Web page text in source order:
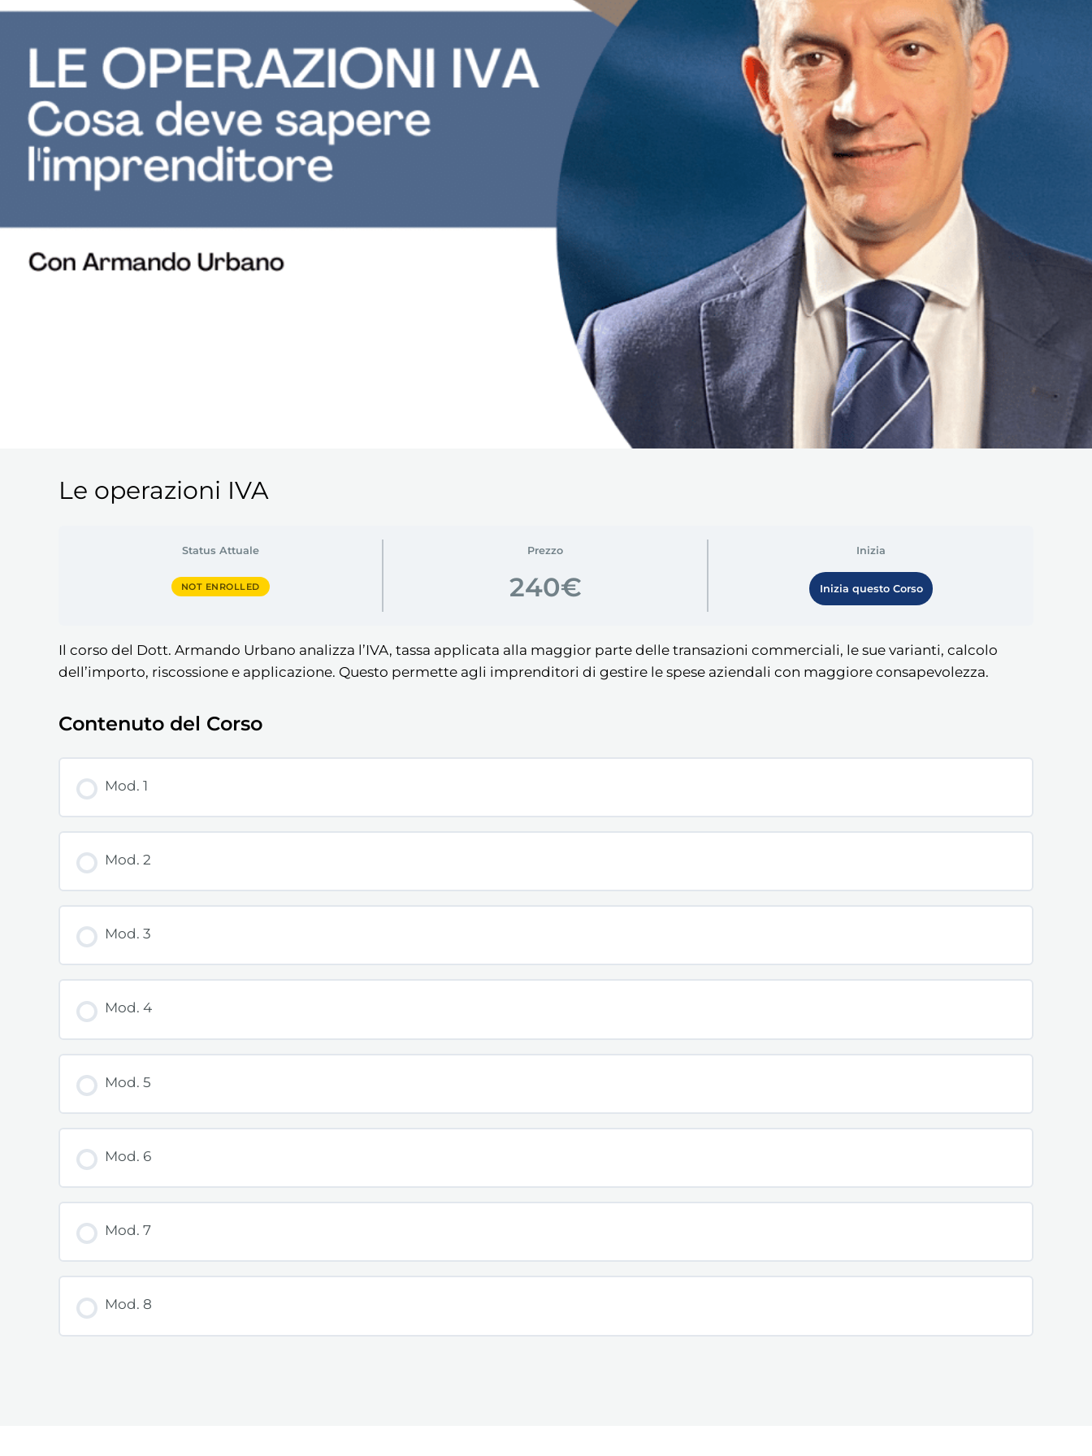
Le operazioni IVA
Status Attuale
NOT ENROLLED
Prezzo
240€
Inizia
Inizia questo Corso
Il corso del Dott. Armando Urbano analizza l’IVA, tassa applicata alla maggior parte delle transazioni commerciali, le sue varianti, calcolo
dell’importo, riscossione e applicazione. Questo permette agli imprenditori di gestire le spese aziendali con maggiore consapevolezza.
Contenuto del Corso
Mod. 1
Mod. 2
Mod. 3
Mod. 4
Mod. 5
Mod. 6
Mod. 7
Mod. 8